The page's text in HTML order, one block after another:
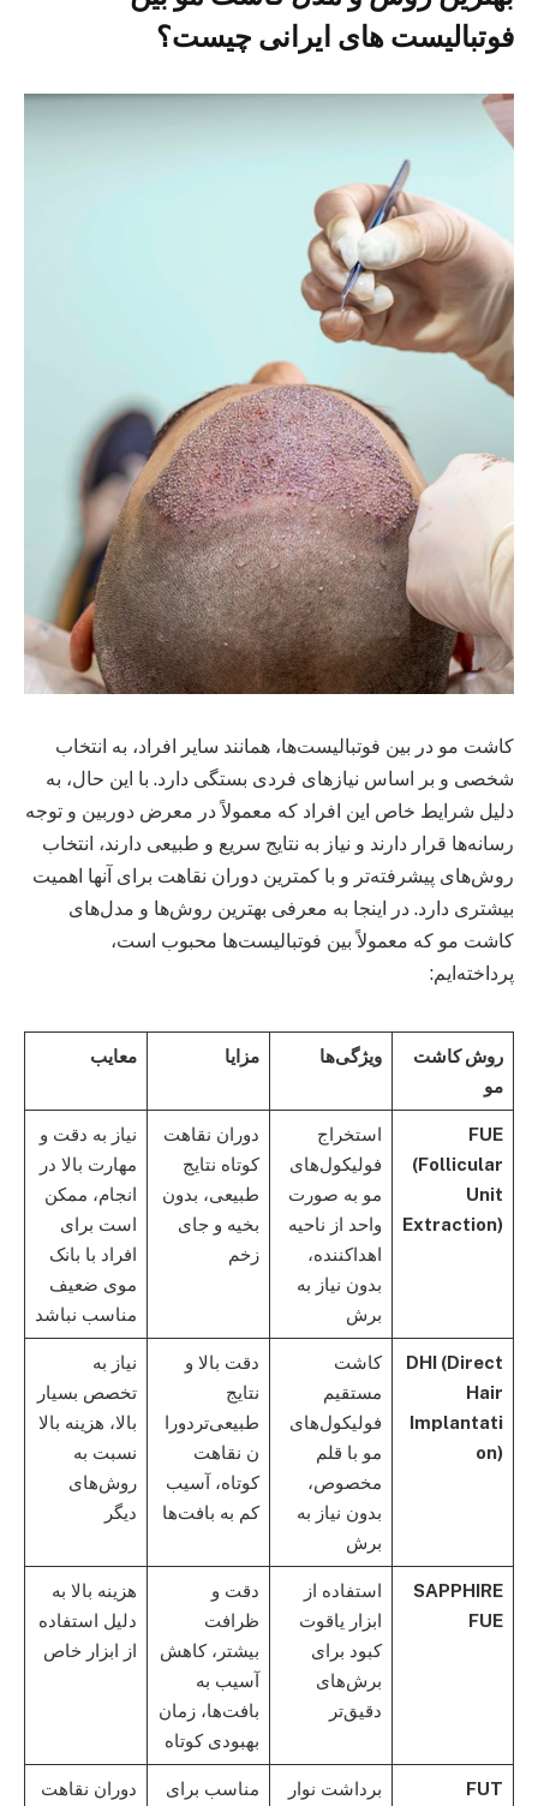
فوتبالیست های ایرانی چیست؟
کاشت مو در بین فوتبالیست‌ها، همانند سایر افراد، به انتخاب
شخصی و بر اساس نیازهای فردی بستگی دارد. با این حال، به
دلیل شرایط خاص این افراد که معمولاً در معرض دوربین و توجه
رسانه‌ها قرار دارند و نیاز به نتایج سریع و طبیعی دارند، انتخاب
روش‌های پیشرفته‌تر و با کمترین دوران نقاهت برای آنها اهمیت
بیشتری دارد. در اینجا به معرفی بهترین روش‌ها و مدل‌های
کاشت مو که معمولاً بین فوتبالیست‌ها محبوب است،
پرداخته‌ایم:
روش کاشت
مو
ویژگی‌ها مزایا معایب
FUE
(Follicular
Unit
Extraction)
استخراج
فولیکول‌های
مو به صورت
واحد از ناحیه
اهداکننده،
بدون نیاز به
برش
دوران نقاهت
کوتاه نتایج
طبیعی، بدون
بخیه و جای
زخم
نیاز به دقت و
مهارت بالا در
انجام، ممکن
است برای
افراد با بانک
موی ضعیف
مناسب نباشد
DHI (Direct
Hair
Implantati
on)
کاشت
مستقیم
فولیکول‌های
مو با قلم
مخصوص،
بدون نیاز به
برش
دقت بالا و
نتایج
طبیعی‌تردورا
ن نقاهت
کوتاه، آسیب
کم به بافت‌ها
نیاز به
تخصص بسیار
بالا، هزینه بالا
نسبت به
روش‌های
دیگر
SAPPHIRE
FUE
استفاده از
ابزار یاقوت
کبود برای
برش‌های
دقیق‌تر
دقت و
ظرافت
بیشتر، کاهش
آسیب به
بافت‌ها، زمان
بهبودی کوتاه
هزینه بالا به
دلیل استفاده
از ابزار خاص
FUT
برداشت نوار
مناسب برای
دوران نقاهت